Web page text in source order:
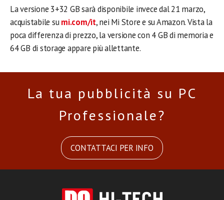
La versione 3+32 GB sarà disponibile invece dal 21 marzo,
acquistabile sumi.com/it, nei Mi Store e su Amazon. Vista la
poca differenza di prezzo, la versione con 4 GB di memoria e
64 GB di storage appare più allettante.
La tua pubblicità su PC
Professionale?
CONTATTACI PER INFO